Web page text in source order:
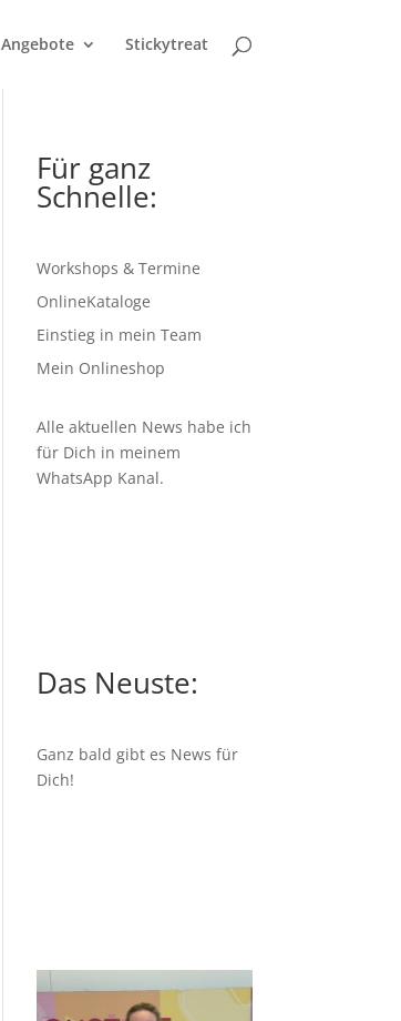
Angebote Stickytreat
Für ganz
Schnelle:
Workshops & Termine
OnlineKataloge
Einstieg in mein Team
Mein Onlineshop
Alle aktuellen News habe ich
für Dich in meinem
WhatsApp Kanal.
Das Neuste:
Ganz bald gibt es News für
Dich!